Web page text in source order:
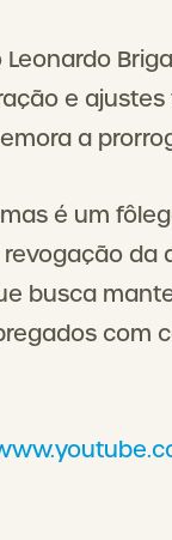
e
a
é um
da
busca
com